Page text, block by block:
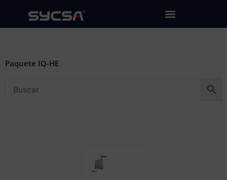
contenido
Paquete IQ-HE